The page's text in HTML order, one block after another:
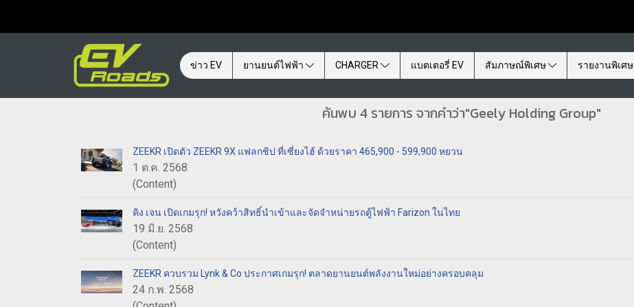
ข่าว EV ยานยนต์ไฟฟ้า CHARGER แบตเตอรี่ EV สัมภาษณ์พิเศษ รายงานพิเศษ
ค้นพบ 4 รายการ จากคำว่า"Geely Holding Group"
ZEEKR เปิดตัว ZEEKR 9X แฟลกชิป ที่เซี่ยงไฮ้ ด้วยราคา 465,900 - 599,900 หยวน
1 ต.ค. 2568
(Content)
คิง เจน เปิดเกมรุก! หวังคว้าสิทธิ์นำเข้าและจัดจำหน่ายรถตู้ไฟฟ้า Farizon ในไทย
19 มิ.ย. 2568
(Content)
ZEEKR ควบรวม Lynk & Co ประกาศเกมรุก! ตลาดยานยนต์พลังงานใหม่อย่างครอบคลุม
24 ก.พ. 2568